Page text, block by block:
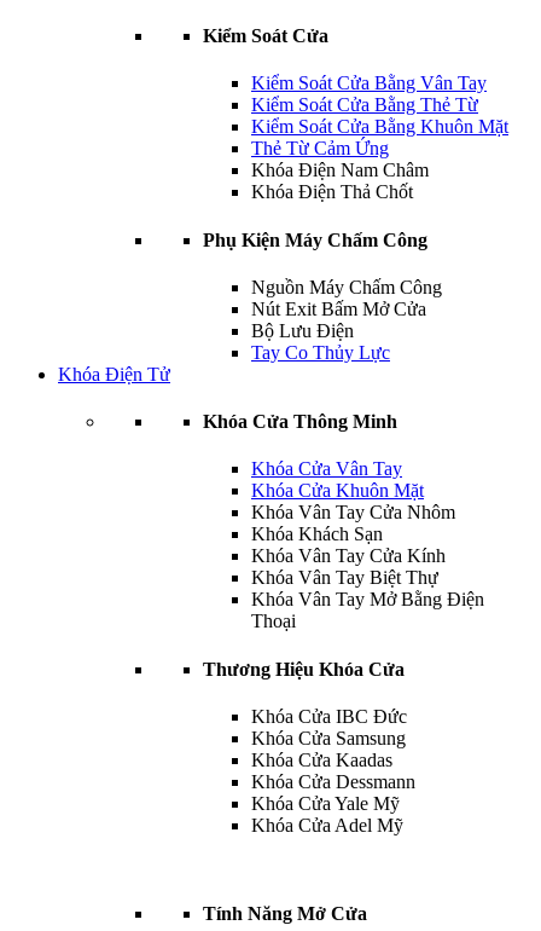
Kiểm Soát Cửa
Kiểm Soát Cửa Bằng Vân Tay
Kiểm Soát Cửa Bằng Thẻ Từ
Kiểm Soát Cửa Bằng Khuôn Mặt
Thẻ Từ Cảm Ứng
Khóa Điện Nam Châm
Khóa Điện Thả Chốt
Phụ Kiện Máy Chấm Công
Nguồn Máy Chấm Công
Nút Exit Bấm Mở Cửa
Bộ Lưu Điện
Tay Co Thủy Lực
Khóa Điện Tử
Khóa Cửa Thông Minh
Khóa Cửa Vân Tay
Khóa Cửa Khuôn Mặt
Khóa Vân Tay Cửa Nhôm
Khóa Khách Sạn
Khóa Vân Tay Cửa Kính
Khóa Vân Tay Biệt Thự
Khóa Vân Tay Mở Bằng Điện
Thoại
Thương Hiệu Khóa Cửa
Khóa Cửa IBC Đức
Khóa Cửa Samsung
Khóa Cửa Kaadas
Khóa Cửa Dessmann
Khóa Cửa Yale Mỹ
Khóa Cửa Adel Mỹ
Tính Năng Mở Cửa